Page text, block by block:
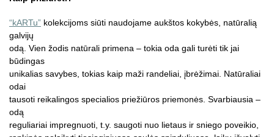
“kARTu” kolekcijoms siūti naudojame aukštos kokybės, natūralią
galvijų
odą. Vien žodis natūrali primena – tokia oda gali turėti tik jai
būdingas
unikalias savybes, tokias kaip maži randeliai, įbrėžimai. Natūraliai
odai
tausoti reikalingos specialios priežiūros priemonės. Svarbiausia –
odą
reguliariai impregnuoti, t.y. saugoti nuo lietaus ir sniego poveikio,